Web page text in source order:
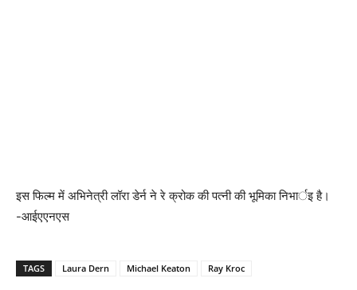
इस फिल्म में अभिनेत्री लॉरा डेर्न ने रे क्रोक की पत्नी की भूमिका निभार्इ है।
-आईएएनएस
TAGS Laura Dern Michael Keaton Ray Kroc